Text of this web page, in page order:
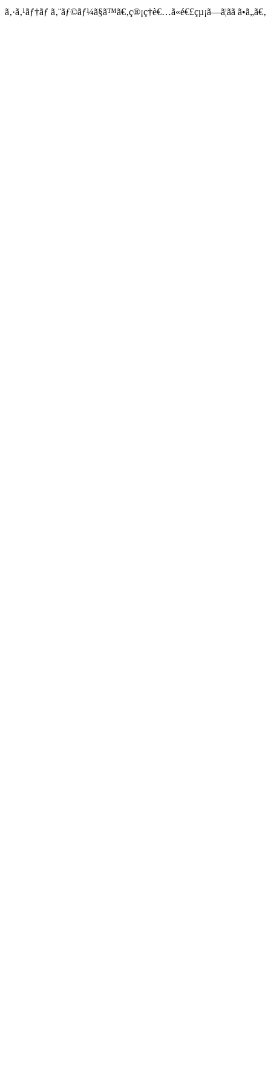
ã‚·ã‚¹ãƒ†ãƒ ã‚¨ãƒ©ãƒ¼ã§ã™ã€‚ç®¡ç†è€…ã«é€£çµ¡ã—ã¦ãã ã•ã„ã€‚